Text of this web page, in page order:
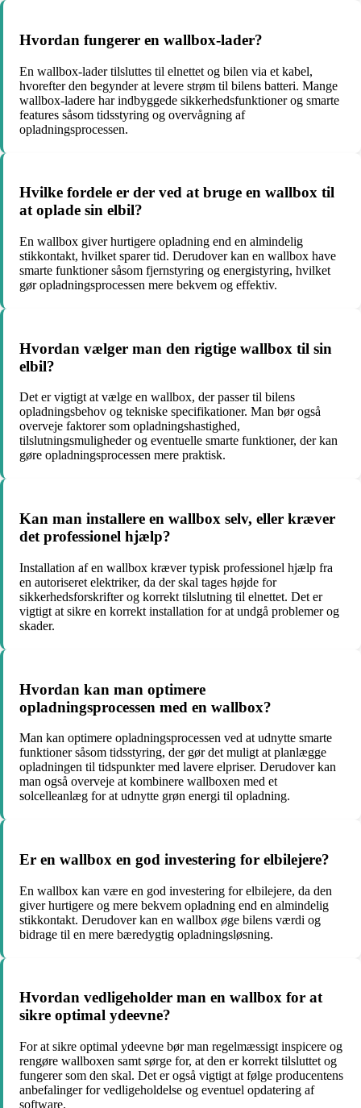
Hvordan fungerer en wallbox-lader?
En wallbox-lader tilsluttes til elnettet og bilen via et kabel,
hvorefter den begynder at levere strøm til bilens batteri. Mange
wallbox-ladere har indbyggede sikkerhedsfunktioner og smarte
features såsom tidsstyring og overvågning af
opladningsprocessen.
Hvilke fordele er der ved at bruge en wallbox til
at oplade sin elbil?
En wallbox giver hurtigere opladning end en almindelig
stikkontakt, hvilket sparer tid. Derudover kan en wallbox have
smarte funktioner såsom fjernstyring og energistyring, hvilket
gør opladningsprocessen mere bekvem og effektiv.
Hvordan vælger man den rigtige wallbox til sin
elbil?
Det er vigtigt at vælge en wallbox, der passer til bilens
opladningsbehov og tekniske specifikationer. Man bør også
overveje faktorer som opladningshastighed,
tilslutningsmuligheder og eventuelle smarte funktioner, der kan
gøre opladningsprocessen mere praktisk.
Kan man installere en wallbox selv, eller kræver
det professionel hjælp?
Installation af en wallbox kræver typisk professionel hjælp fra
en autoriseret elektriker, da der skal tages højde for
sikkerhedsforskrifter og korrekt tilslutning til elnettet. Det er
vigtigt at sikre en korrekt installation for at undgå problemer og
skader.
Hvordan kan man optimere
opladningsprocessen med en wallbox?
Man kan optimere opladningsprocessen ved at udnytte smarte
funktioner såsom tidsstyring, der gør det muligt at planlægge
opladningen til tidspunkter med lavere elpriser. Derudover kan
man også overveje at kombinere wallboxen med et
solcelleanlæg for at udnytte grøn energi til opladning.
Er en wallbox en god investering for elbilejere?
En wallbox kan være en god investering for elbilejere, da den
giver hurtigere og mere bekvem opladning end en almindelig
stikkontakt. Derudover kan en wallbox øge bilens værdi og
bidrage til en mere bæredygtig opladningsløsning.
Hvordan vedligeholder man en wallbox for at
sikre optimal ydeevne?
For at sikre optimal ydeevne bør man regelmæssigt inspicere og
rengøre wallboxen samt sørge for, at den er korrekt tilsluttet og
fungerer som den skal. Det er også vigtigt at følge producentens
anbefalinger for vedligeholdelse og eventuel opdatering af
software.